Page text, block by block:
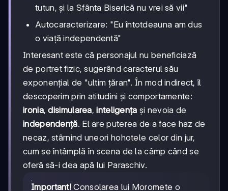
tutun, și la Sfânta Biserică nu vrei să vii"
Autocaracterizare: "Eu întotdeauna am dus
o viață independentă"
Interesant este că personajul nu beneficiază
de portret fizic, sugerând caracterul său
exponențial de "ultim țăran". În mod indirect, îl
descoperim prin atitudini și comportamente:
ironia,disimularea,inteligența și nevoia de
independență. El are puterea de a face haz de
necaz, stârnind uneori hohotele celor din jur,
cum se întâmplă în scena de la câmp când se
oferă să-i dea apă lui Paraschiv.
Important! Consolarea lui Moromete o